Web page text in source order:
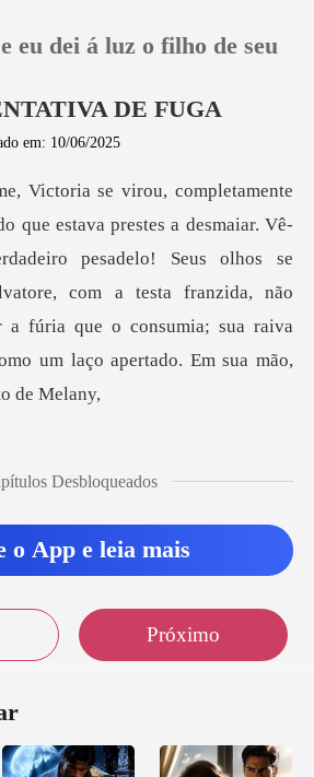
eu dei á luz o filho de seu
DE FUGA
em: 10/06/2025
pesadelo! Seus olhos se
com a testa franzida, não
a
Desbloqueados
o App e leia mais
Próximo